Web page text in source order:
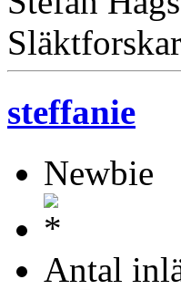
steffanie
Newbie
Antal